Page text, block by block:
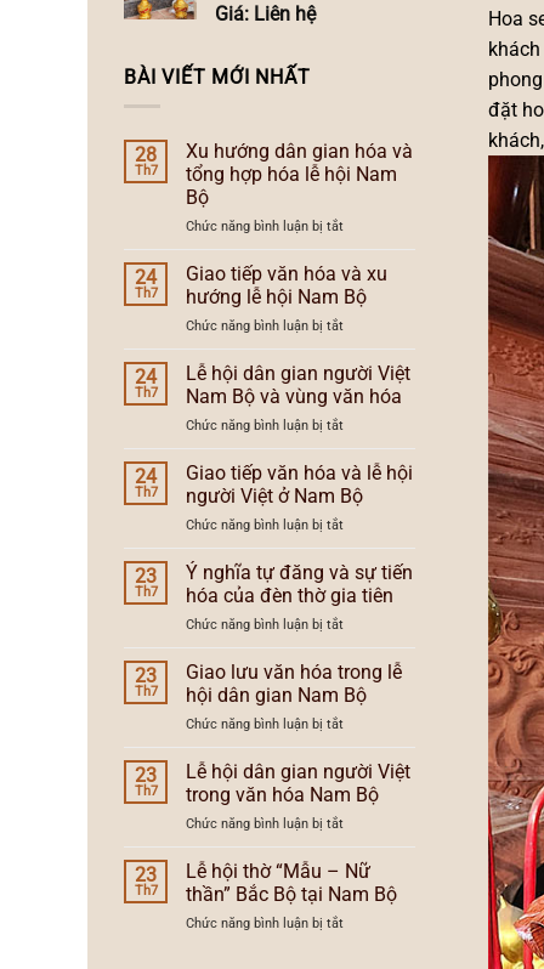
Giá: Liên hệ
BÀI VIẾT MỚI NHẤT
28
Th7
Xu hướng dân gian hóa và
tổng hợp hóa lễ hội Nam
Bộ
Chức năng bình luận bị tắtở
Xu
hướng
dân
gian
hóa
và
tổng
hợp
lễ
hội
Nam
Bộ
24
Th7
Giao tiếp văn hóa và xu
hướng lễ hội Nam Bộ
Chức năng bình luận bị tắtở
Giao
tiếp
văn
hóa
và
xu
hướng
lễ
hội
Nam
Bộ
24
Th7
Lễ hội dân gian người Việt
Nam Bộ và vùng văn hóa
Chức năng bình luận bị tắtở
Lễ
hội
dân
gian
người
Việt
Nam
Bộ
vùng
văn
hóa
24
Th7
Giao tiếp văn hóa và lễ hội
người Việt ở Nam Bộ
Chức năng bình luận bị tắtở
Giao
tiếp
văn
hóa
và
lễ
hội
người
Việt
ở
Nam
Bộ
23
Th7
Ý nghĩa tự đăng và sự tiến
hóa của đèn thờ gia tiên
Chức năng bình luận bị tắtở
Ý
nghĩa
tự
đăng
và
sự
tiến
hóa
đèn
thờ
gia
tiên
23
Th7
Giao lưu văn hóa trong lễ
hội dân gian Nam Bộ
Chức năng bình luận bị tắtở
Giao
lưu
văn
hóa
trong
lễ
hội
dân
Nam
23
Th7
Lễ hội dân gian người Việt
trong văn hóa Nam Bộ
Chức năng bình luận bị tắtở
Lễ
hội
gian
người
23
Th7
Lễ hội thờ “Mẫu – Nữ
thần” Bắc Bộ tại Nam Bộ
Chức năng bình luận bị tắtở
Hoa
đặt